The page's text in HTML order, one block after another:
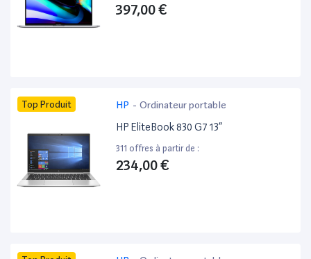
397,00 €
Top Produit HP - Ordinateur portable
HP EliteBook 830 G7 13”
311 offres à partir de :
234,00 €